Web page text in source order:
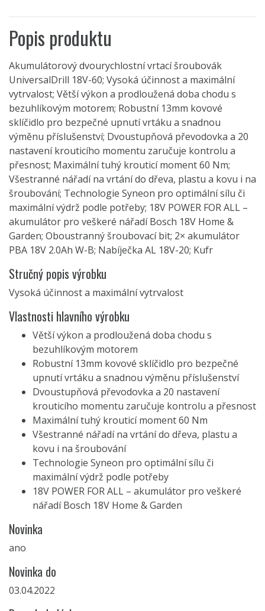
Popis produktu
Akumulátorový dvourychlostní vrtací šroubovák
UniversalDrill 18V-60; Vysoká účinnost a maximální
vytrvalost; Větší výkon a prodloužená doba chodu s
bezuhlíkovým motorem; Robustní 13mm kovové
sklíčidlo pro bezpečné upnutí vrtáku a snadnou
výměnu příslušenství; Dvoustupňová převodovka a 20
nastavení krouticího momentu zaručuje kontrolu a
přesnost; Maximální tuhý krouticí moment 60 Nm;
Všestranné nářadí na vrtání do dřeva, plastu a kovu i na
šroubování; Technologie Syneon pro optimální sílu či
maximální výdrž podle potřeby; 18V POWER FOR ALL –
akumulátor pro veškeré nářadí Bosch 18V Home &
Garden; Oboustranný šroubovací bit; 2× akumulátor
PBA 18V 2.0Ah W-B; Nabíječka AL 18V-20; Kufr
Stručný popis výrobku
Vysoká účinnost a maximální vytrvalost
Vlastnosti hlavního výrobku
Větší výkon a prodloužená doba chodu s
bezuhlíkovým motorem
Robustní 13mm kovové sklíčidlo pro bezpečné
upnutí vrtáku a snadnou výměnu příslušenství
Dvoustupňová převodovka a 20 nastavení
krouticího momentu zaručuje kontrolu a přesnost
Maximální tuhý krouticí moment 60 Nm
Všestranné nářadí na vrtání do dřeva, plastu a
kovu i na šroubování
Technologie Syneon pro optimální sílu či
maximální výdrž podle potřeby
18V POWER FOR ALL – akumulátor pro veškeré
nářadí Bosch 18V Home & Garden
Novinka
ano
Novinka do
03.04.2022